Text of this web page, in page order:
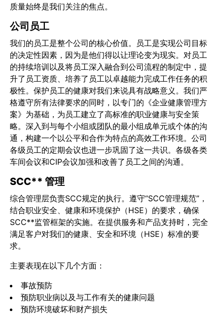
质量始终是我们关注的焦点。
公司员工
我们的员工是整个公司的核心价值。员工是实现公司目标
的决定性因素，因为是他们得以让理论变为现实。对员工
的持续培训以及将员工深入融合到公司流程的制定中，提
升了员工资质、培养了员工以卓越能力完成工作任务的积
极性。保护员工的健康对我们来说具有战略意义。我们严
格遵守所有法律要求的同时，以专门的《企业健康管理方
案》为基础，为员工建立了高标准的职业健康与安全策
略。深入到与每个小组或团队的最小组成单元或个体的沟
通，构建一个以公平和合作为特点的高效工作环境。公司
各级员工的定期会议也进一步巩固了这一共识。各级各类
车间会议和CIP会议加强和改善了员工之间的沟通。
SCC** 管理
综合管理层负责SCC规定的执行。遵守“SCC管理规范”，
结合职业安全、健康和环境保护（HSE）的要求，确保
SCC**监管框架的实施。在提供服务和产品支持时，完全
满足客户对我们的健康、安全和环境（HSE）标准的要
求。
主要表现在以下几个方面：
事故预防
预防职业病以及与工作有关的健康问题
预防环境破坏和财产损失